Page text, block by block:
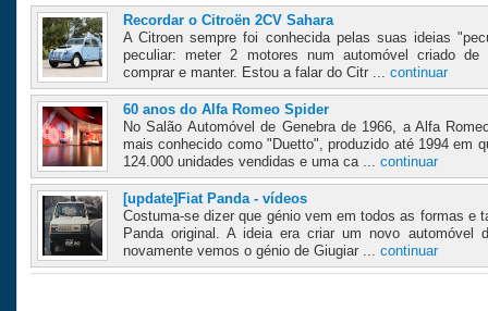
Recordar o Citroën 2CV Sahara
A Citroen sempre foi conhecida pelas suas ideias
peculiar: meter 2 motores num automóvel criado
comprar e manter. Estou a falar do Citr ... continuar
60 anos do Alfa Romeo Spider
No Salão Automóvel de Genebra de 1966, a Alfa
mais conhecido como "Duetto", produzido até 1994 em
124.000 unidades vendidas e uma ca ... continuar
[update]Fiat Panda - vídeos
Costuma-se dizer que génio vem em todos as formas e
Panda original. A ideia era criar um novo automóvel
novamente vemos o génio de Giugiar ... continuar